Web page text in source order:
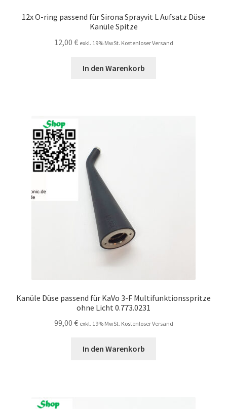
12x O-ring passend für Sirona Sprayvit L Aufsatz Düse
Kanüle Spitze
12,00 € exkl. 19% MwSt. Kostenloser Versand
In den Warenkorb
Kanüle Düse passend für KaVo 3-F Multifunktionsspritze
ohne Licht 0.773.0231
99,00 € exkl. 19% MwSt. Kostenloser Versand
In den Warenkorb